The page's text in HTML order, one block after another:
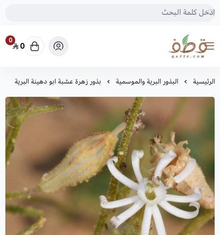
متجر قطف للبذور
0
0
الرئيسية البذور البرية والموسمية بذور زهرة عشبة ابو دهينة البرية